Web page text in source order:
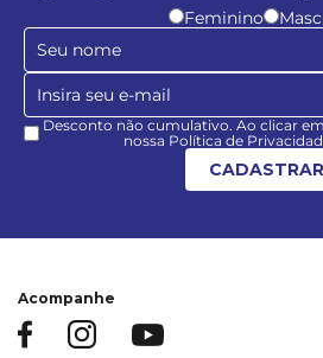
Feminino
Desconto não cumulativo. Ao clicar
nossa Política de
CADASTRAR
Acompanhe